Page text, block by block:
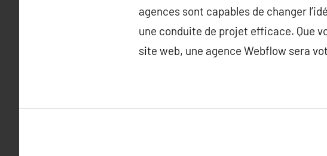
agences sont capables de changer
une conduite de projet efficace. Que
site web, une agence Webflow sera